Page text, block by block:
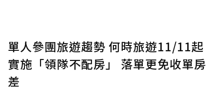
確認送出
單人參團旅遊趨勢 何時旅遊11/11起
實施「領隊不配房」 落單更免收單房
差